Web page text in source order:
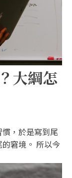
大綱怎
，於是寫到尾
窘境。 所以今